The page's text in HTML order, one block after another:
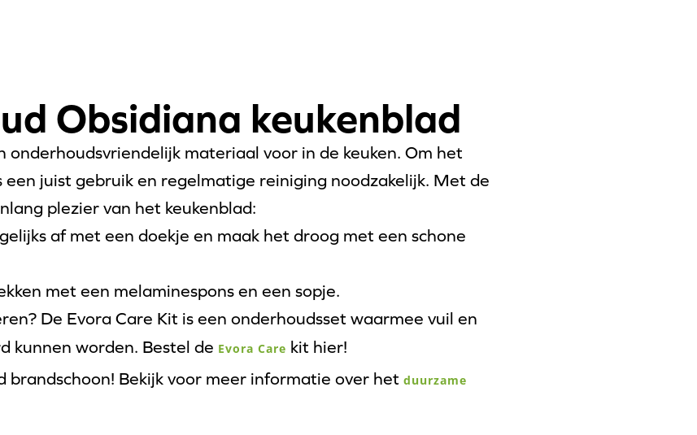
Obsidiana keukenblad
onderhoudsvriendelijk materiaal voor in de keuken. Om het
een juist gebruik en regelmatige reiniging noodzakelijk. Met de
plezier van het keukenblad:
af met een doekje en maak het droog met een schone
met een melaminespons en een sopje.
De Evora Care Kit is een onderhoudsset waarmee vuil en
kunnen worden. Bestel de Evora Care kit hier!
brandschoon! Bekijk voor meer informatie over het duurzame